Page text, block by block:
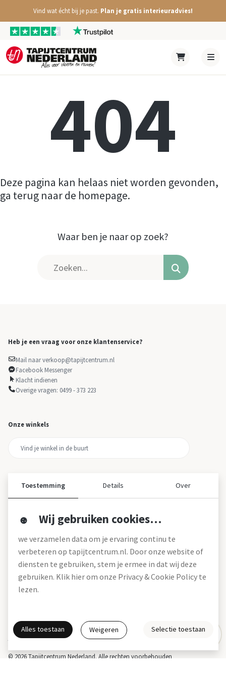
Vind wat écht bij je past. Plan je gratis interieuradvies!
404
Deze pagina kan helaas niet worden gevonden,
ga terug naar de homepage.
Waar ben je naar op zoek?
Heb je een vraag voor onze klantenservice?
Mail naar verkoop@tapijtcentrum.nl
Facebook Messenger
Klacht indienen
Overige vragen: 0499 - 373 223
Onze winkels
Over tapijtcentrum
Werken bij
Montageservice
Blog
© 2026 Tapijtcentrum Nederland. Alle rechten voorbehouden
Actie- en betalingsvoorwaarden * Disclaimer
Gratis interieuradvies
Toestemming Details Over
Wij gebruiken cookies…
we verzamelen data om je ervaring continu te
verbeteren op tapijtcentrum.nl. Door onze website of
diensten te gebruiken, stem je ermee in dat wij deze
gebruiken. Klik hier om onze Privacy & Cookie Policy te
lezen.
Alles toestaan Weigeren Selectie toestaan